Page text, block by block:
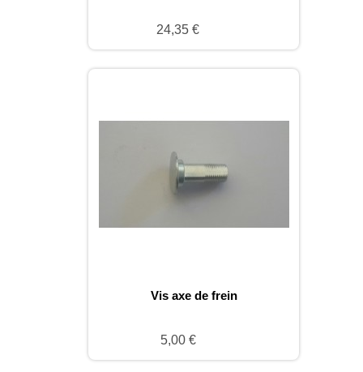
24,35 €
Vis axe de frein
5,00 €